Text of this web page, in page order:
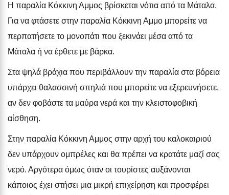
Η παραλία Κόκκινη Αμμος βρίσκεται νότια από τα Μάταλα.
Για να φτάσετε στην παραλία Κόκκινη Αμμο μπορείτε να
περπατήσετε το μονοπάτι που ξεκινάει μέσα από τα
Μάταλα ή να έρθετε με βάρκα.
Στα ψηλά βράχια που περιβάλλουν την παραλία στα βόρεια
υπάρχει θαλασσινή σπηλιά που μπορείτε να εξερευνήσετε,
αν δεν φοβάστε τα μαύρα νερά και την κλειστοφοβική
αίσθηση.
Στην παραλία Κόκκινη Αμμος στην αρχή του καλοκαιριού
δεν υπάρχουν ομπρέλες και θα πρέπει να κρατάτε μαζί σας
νερό. Αργότερα όμως όταν οι τουρίστες αυξάνονται
κάποιος έχει στήσει μια μικρή επιχείρηση και προσφέρει